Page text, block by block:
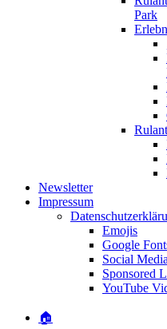
Park
Newsletter
Impressum
Emojis
Google
Social Media
Sponsored
YouTube
🏠